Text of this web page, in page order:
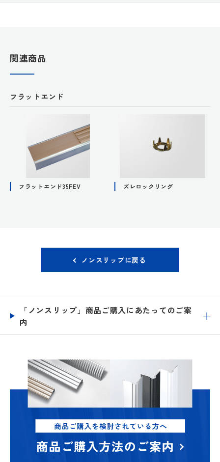
関連商品
フラットエンド
フラットエンド35FEV ズレロックリング
ノンスリップに戻る
「ノンスリップ」商品ご購入にあたってのご案
内